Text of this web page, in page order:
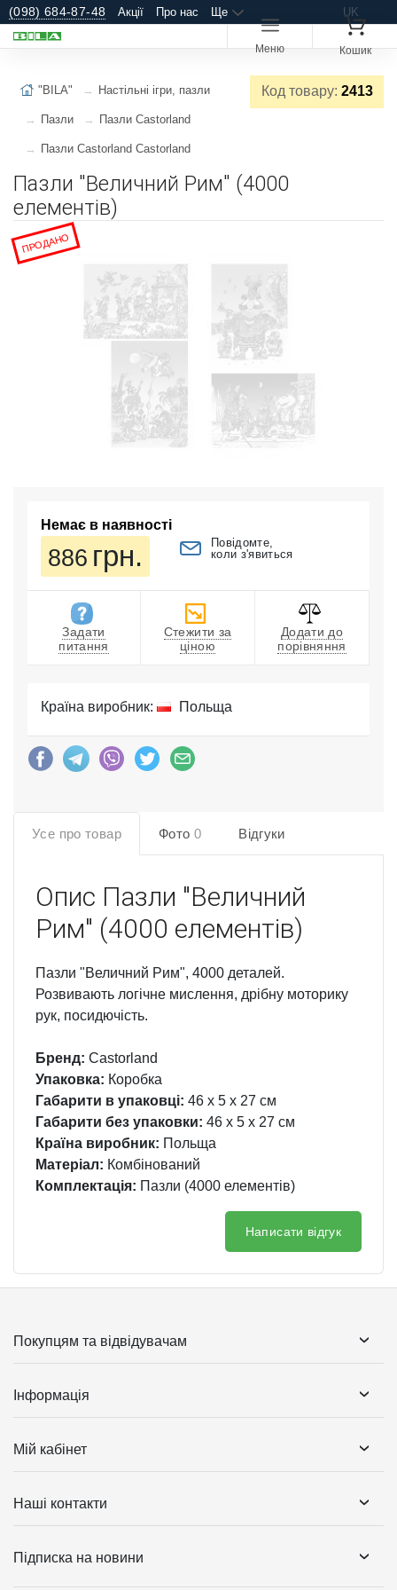
(098) 684-87-48 Акції Про нас Ще UK
Меню Кошик
Код товару: 2413
"BILA" Настільні ігри, пазли
Пазли Пазли Castorland
Пазли Castorland Castorland
Пазли "Величний Рим" (4000
елементів)
ПРОДАНО
Немає в наявності
886 грн.
Повідомте,
коли з'явиться
Задати
питання
Стежити за
ціною
Додати до
порівняння
Країна виробник: Польща
Усе про товар Фото 0 Відгуки
Опис Пазли "Величний
Рим" (4000 елементів)
Пазли "Величний Рим", 4000 деталей.
Розвивають логічне мислення, дрібну моторику
рук, посидючість.
Бренд: Castorland
Упаковка: Коробка
Габарити в упаковці: 46 x 5 x 27 см
Габарити без упаковки: 46 x 5 x 27 см
Країна виробник: Польща
Матеріал: Комбінований
Комплектація: Пазли (4000 елементів)
Написати відгук
Покупцям та відвідувачам
Інформація
Мій кабінет
Наші контакти
Підписка на новини